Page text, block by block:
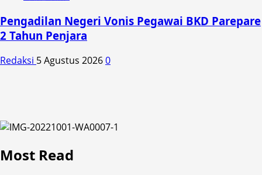
Pengadilan Negeri Vonis Pegawai BKD Parepare
2 Tahun Penjara
Redaksi 5 Agustus 20260
Most Read